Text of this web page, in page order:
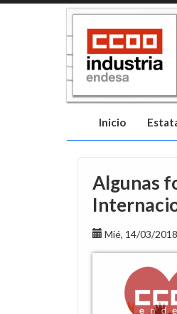
Inicio
Algunas
Mié, 14/03/